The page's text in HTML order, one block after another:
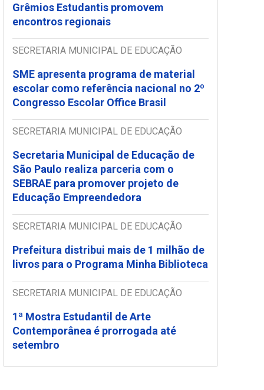
Grêmios Estudantis promovem
encontros regionais
SECRETARIA MUNICIPAL DE EDUCAÇÃO
SME apresenta programa de material
escolar como referência nacional no 2º
Congresso Escolar Office Brasil
SECRETARIA MUNICIPAL DE EDUCAÇÃO
Secretaria Municipal de Educação de
São Paulo realiza parceria com o
SEBRAE para promover projeto de
Educação Empreendedora
SECRETARIA MUNICIPAL DE EDUCAÇÃO
Prefeitura distribui mais de 1 milhão de
livros para o Programa Minha Biblioteca
SECRETARIA MUNICIPAL DE EDUCAÇÃO
1ª Mostra Estudantil de Arte
Contemporânea é prorrogada até
setembro